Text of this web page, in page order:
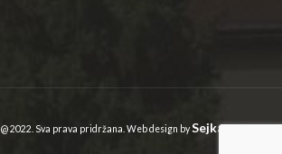
2022. Sva prava pridržana. Web design bySejkan